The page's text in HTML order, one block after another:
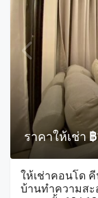
ราคาให้เช่า
ให้เช่าคอนโด คี
บ้านทำความสะ